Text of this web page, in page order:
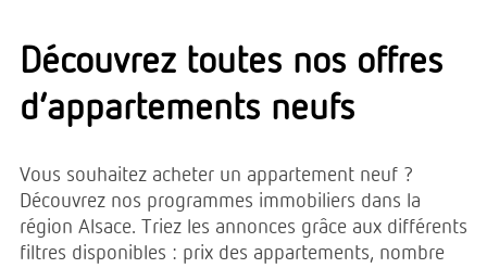
Découvrez toutes nos offres
d’appartements neufs
Vous souhaitez acheter un appartement neuf ?
Découvrez nos programmes immobiliers dans la
région Alsace. Triez les annonces grâce aux différents
filtres disponibles : prix des appartements, nombre